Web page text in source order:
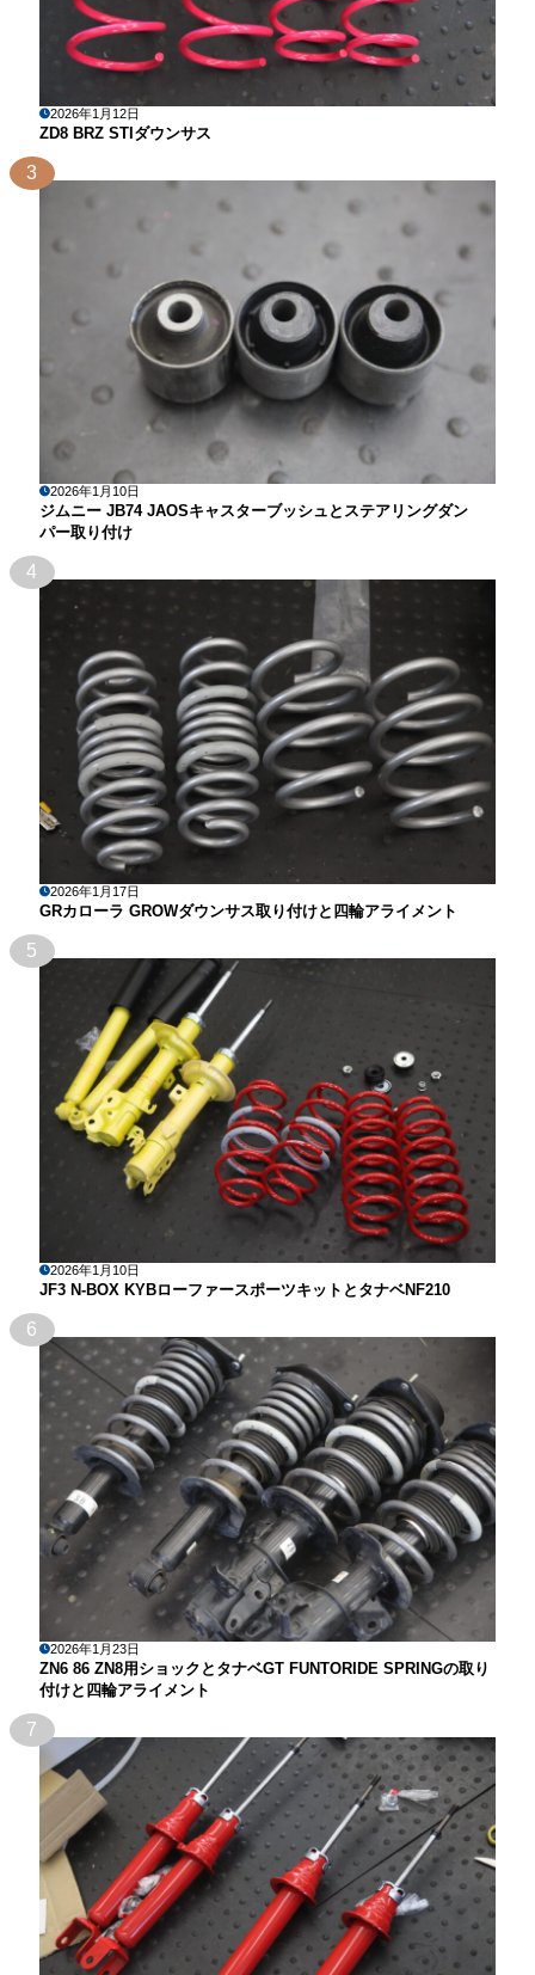
2026年1月12日
ZD8 BRZ STIダウンサス
3
2026年1月10日
ジムニー JB74 JAOSキャスターブッシュとステアリングダン
パー取り付け
4
2026年1月17日
GRカローラ GROWダウンサス取り付けと四輪アライメント
5
2026年1月10日
JF3 N-BOX KYBローファースポーツキットとタナベNF210
6
2026年1月23日
ZN6 86 ZN8用ショックとタナベGT FUNTORIDE SPRINGの取り
付けと四輪アライメント
7